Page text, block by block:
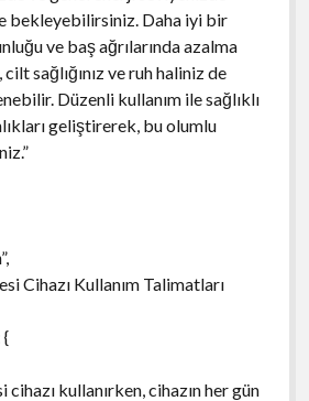
bekleyebilirsiniz. Daha iyi bir
ve baş ağrılarında azalma
sağlığınız ve ruh haliniz de
Düzenli kullanım ile sağlıklı
geliştirerek, bu olumlu
Cihazı Kullanım Talimatları
cihazı kullanırken, cihazın her gün